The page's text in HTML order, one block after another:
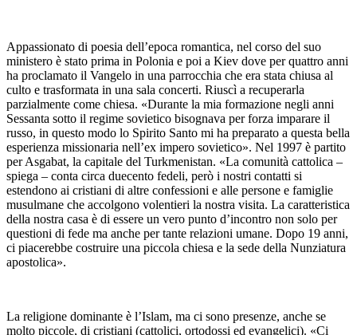
Appassionato di poesia dell’epoca romantica, nel corso del suo
ministero è stato prima in Polonia e poi a Kiev dove per quattro anni
ha proclamato il Vangelo in una parrocchia che era stata chiusa al
culto e trasformata in una sala concerti. Riuscì a recuperarla
parzialmente come chiesa. «Durante la mia formazione negli anni
Sessanta sotto il regime sovietico bisognava per forza imparare il
russo, in questo modo lo Spirito Santo mi ha preparato a questa bella
esperienza missionaria nell’ex impero sovietico». Nel 1997 è partito
per Asgabat, la capitale del Turkmenistan. «La comunità cattolica –
spiega – conta circa duecento fedeli, però i nostri contatti si
estendono ai cristiani di altre confessioni e alle persone e famiglie
musulmane che accolgono volentieri la nostra visita. La caratteristica
della nostra casa è di essere un vero punto d’incontro non solo per
questioni di fede ma anche per tante relazioni umane. Dopo 19 anni,
ci piacerebbe costruire una piccola chiesa e la sede della Nunziatura
apostolica».
La religione dominante è l’Islam, ma ci sono presenze, anche se
molto piccole, di cristiani (cattolici, ortodossi ed evangelici). «Ci